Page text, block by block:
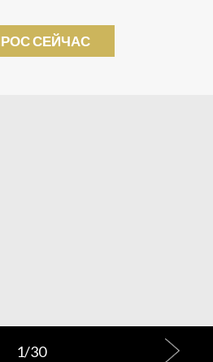
СЕЙЧАС
1/30